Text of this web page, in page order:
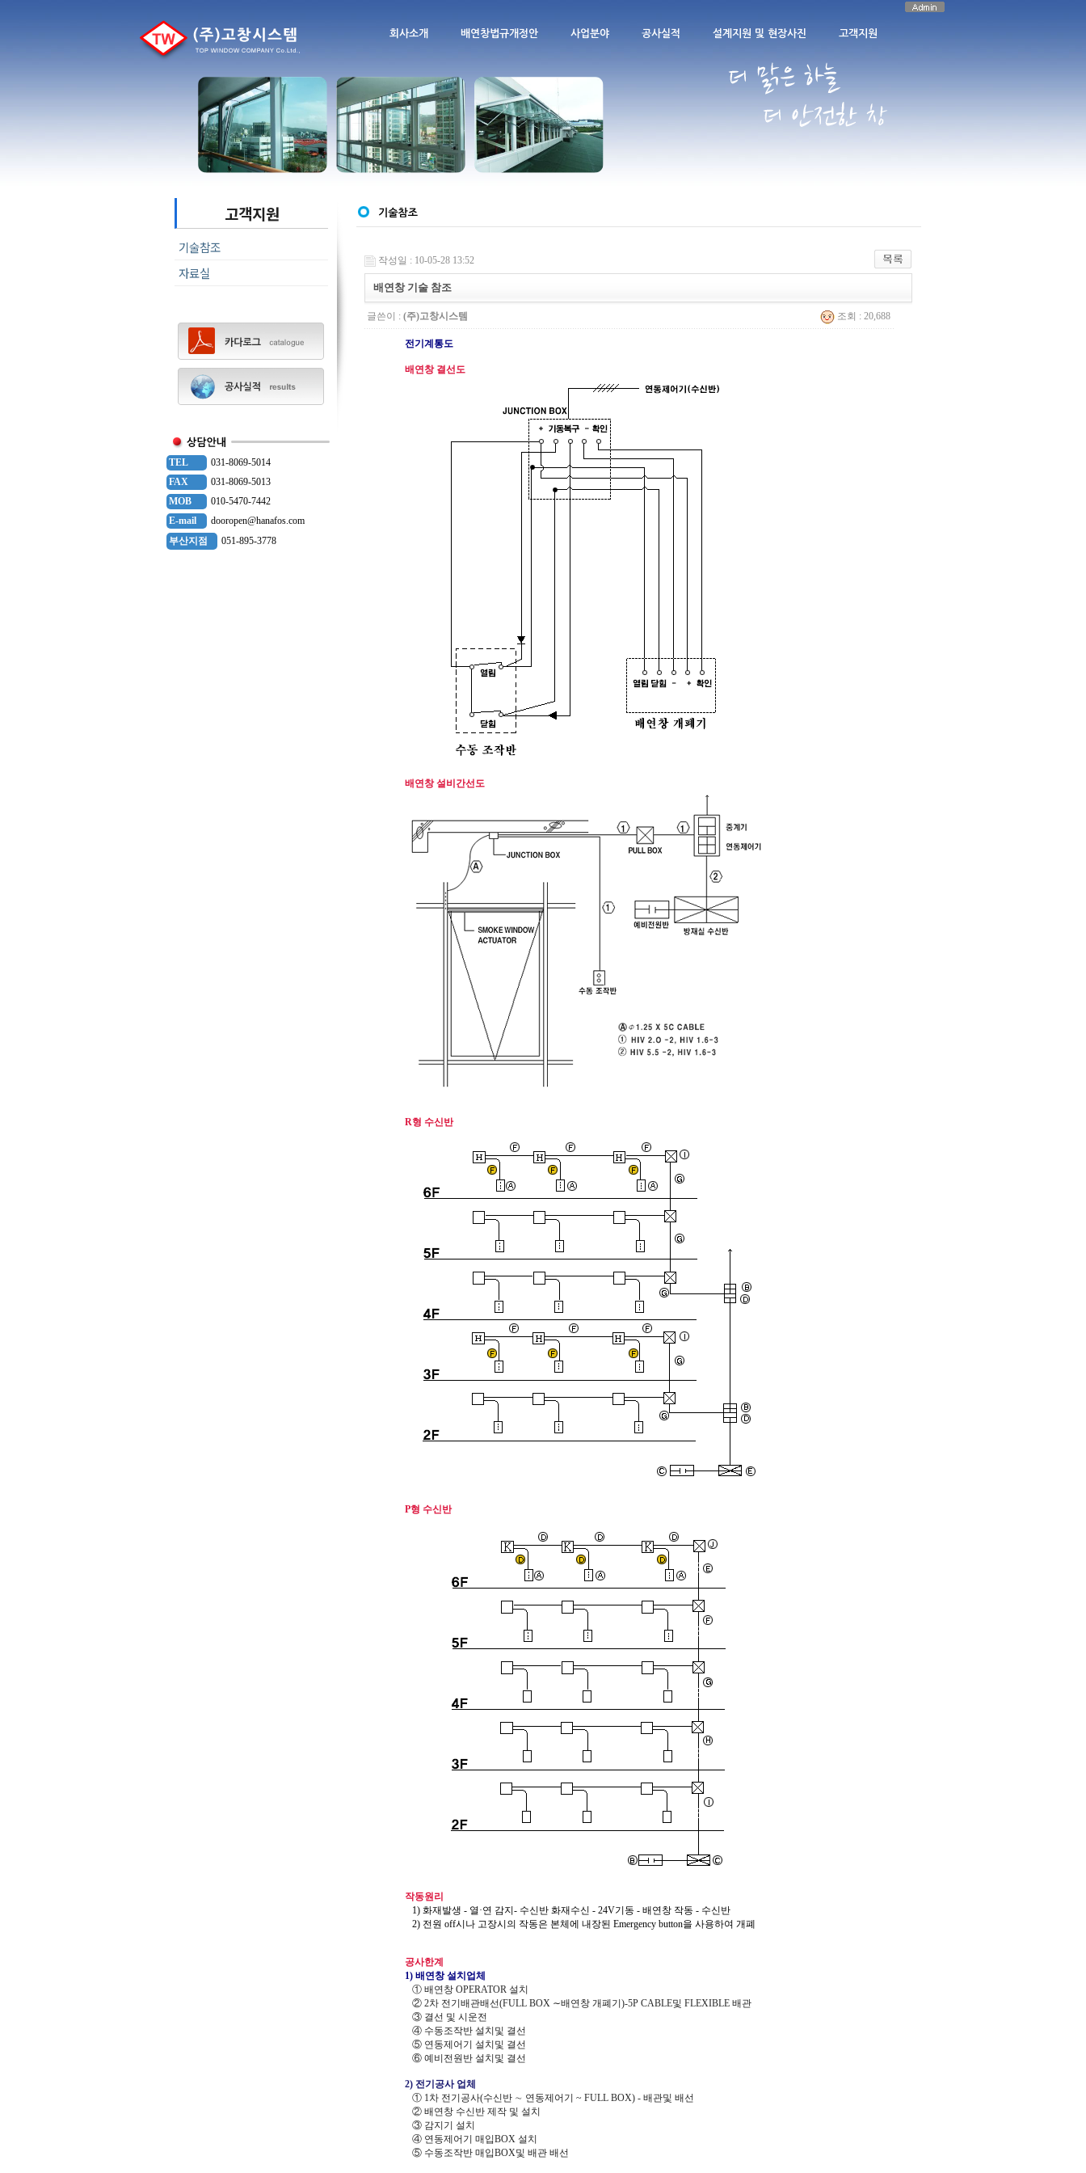
회사소개 배연창법규개정안 사업분야 공사실적 설계지원 및 현장사진 고객지원
고객지원
기술참조
자료실
TEL
031-8069-5014
FAX
031-8069-5013
MOB
010-5470-7442
E-mail
dooropen@hanafos.com
부산지점
051-895-3778
작성일 : 10-05-28 13:52
배연창 기술 참조
글쓴이 : (주)고창시스템 조회 : 20,688
전기계통도
배연창 결선도
배연창 설비간선도
R형 수신반
P형 수신반
작동원리
1) 화재발생 - 열·연 감지- 수신반 화재수신 - 24V기동 - 배연창 작동 - 수신반
2) 전원 off시나 고장시의 작동은 본체에 내장된 Emergency button을 사용하여 개폐
공사한계
1) 배연창 설치업체
① 배연창 OPERATOR 설치
② 2차 전기배관배선(FULL BOX ∼배연창 개폐기)-5P CABLE및 FLEXIBLE 배관
③ 결선 및 시운전
④ 수동조작반 설치및 결선
⑤ 연동제어기 설치및 결선
⑥ 예비전원반 설치및 결선
2) 전기공사 업체
① 1차 전기공사(수신반 ∼ 연동제어기 ~ FULL BOX) - 배관및 배선
② 배연창 수신반 제작 및 설치
③ 감지기 설치
④ 연동제어기 매입BOX 설치
⑤ 수동조작반 매입BOX및 배관 배선